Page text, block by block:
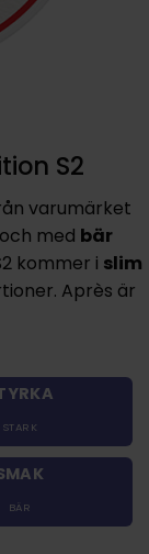
S2
varumärket
med bär
kommer i slim
Après är
STARK
BÄR